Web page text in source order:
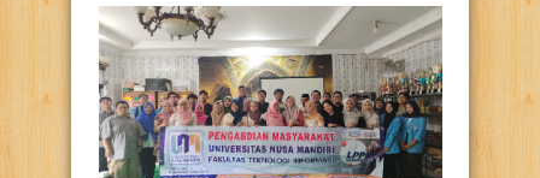
Mahasiswa
Universitas
Nusa
Mandiri
Gelar
Pelatihan
Digital
untuk
Anak
Yatim
dan
Dhuafa